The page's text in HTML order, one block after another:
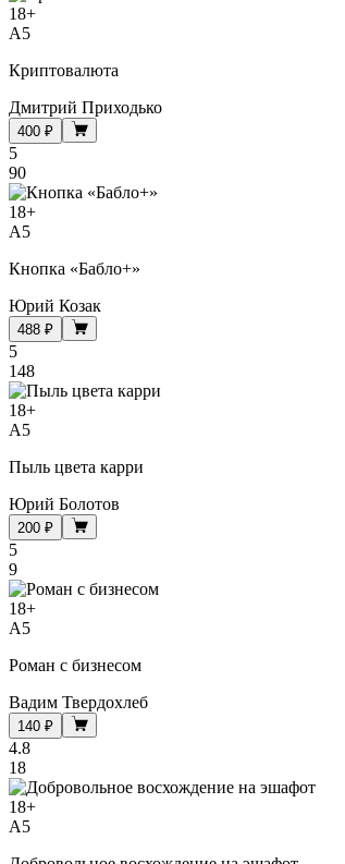
18+
A5
Криптовалюта
Дмитрий Приходько
400 ₽
5
90
18+
A5
Кнопка «Бабло+»
Юрий Козак
488 ₽
5
148
18+
A5
Пыль цвета карри
Юрий Болотов
200 ₽
5
9
18+
A5
Роман с бизнесом
Вадим Твердохлеб
140 ₽
4.8
18
18+
A5